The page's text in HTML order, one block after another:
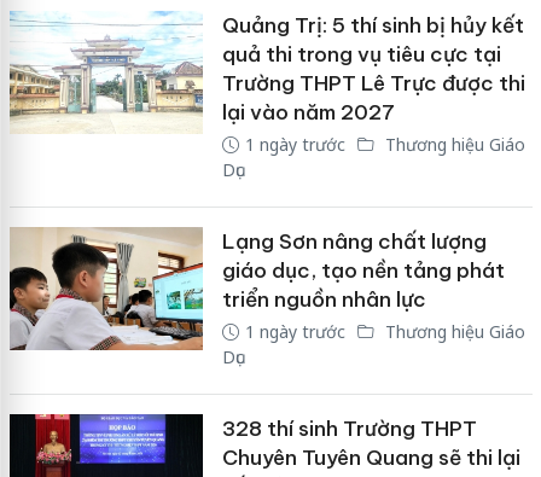
Quảng Trị: 5 thí sinh bị hủy kết
quả thi trong vụ tiêu cực tại
Trường THPT Lê Trực được thi
lại vào năm 2027
1 ngày trước
Thương hiệu Giáo
Dục
Lạng Sơn nâng chất lượng
giáo dục, tạo nền tảng phát
triển nguồn nhân lực
1 ngày trước
Thương hiệu Giáo
Dục
328 thí sinh Trường THPT
Chuyên Tuyên Quang sẽ thi lại